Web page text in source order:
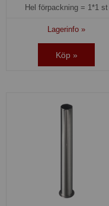
Hel förpackning = 1*1 st
Lagerinfo »
Köp »